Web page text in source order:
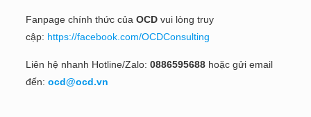
Fanpage chính thức của OCD vui lòng truy
cập: https://facebook.com/OCDConsulting
Liên hệ nhanh Hotline/Zalo: 0886595688 hoặc gửi email
đến: ocd@ocd.vn